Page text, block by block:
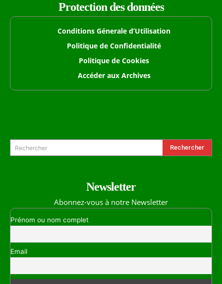
Protection des données
Conditions Génerale d’Utilisation
Politique de Confidentialité
Politique de Cookies
Accéder aux Archives
Rechercher Rechercher
Newsletter
Abonnez-vous à notre Newsletter
Prénom ou nom complet
Email